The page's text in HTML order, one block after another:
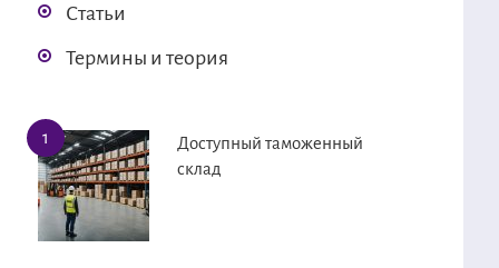
Статьи
Термины и теория
Доступный таможенный
склад